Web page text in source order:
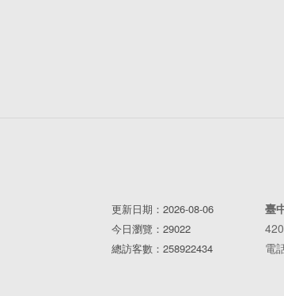
更新日期：2026-08-06
今日瀏覽：29022
總訪客數：258922434
臺
電